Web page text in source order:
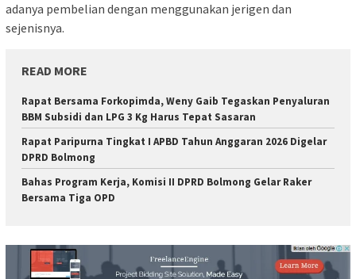
adanya pembelian dengan menggunakan jerigen dan
sejenisnya.
READ MORE
Rapat Bersama Forkopimda, Weny Gaib Tegaskan Penyaluran
BBM Subsidi dan LPG 3 Kg Harus Tepat Sasaran
Rapat Paripurna Tingkat I APBD Tahun Anggaran 2026 Digelar
DPRD Bolmong
Bahas Program Kerja, Komisi II DPRD Bolmong Gelar Raker
Bersama Tiga OPD